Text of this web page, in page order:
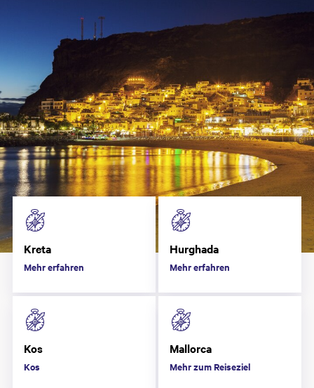
Kreta
Mehr erfahren
Hurghada
Mehr erfahren
Kos
Kos
Mallorca
Mehr zum Reiseziel